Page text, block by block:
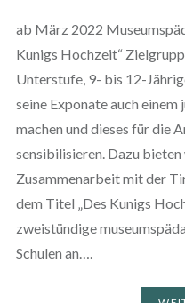
ab März 2022
Kunigs Hochzeit“
Unterstufe, 9- bis 12-
seine Exponate auch
machen und dieses für die
sensibilisieren. Dazu
Zusammenarbeit mit der
dem Titel „Des Kunigs
zweistündige
Schulen an….